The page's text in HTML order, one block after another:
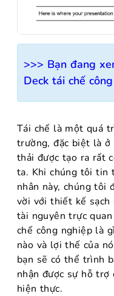
>>> Bạn đang
Deck tái chế
Tái chế là một quá
trường, đặc biệt là ở
thải được tạo ra rất
ta. Khi chúng tôi tin
nhân này, chúng tôi
vời với thiết kế sạch
tài nguyên trực
chế công nghiệp là
nào và lợi thế của
bạn sẽ có thể trình
nhận được sự hỗ
hiện thực.